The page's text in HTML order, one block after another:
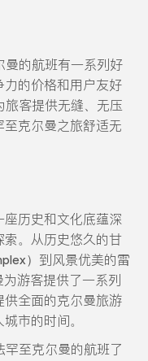
的航班有一系列好
的价格和用户友好
客提供无缝、无压
克尔曼之旅舒适无
历史和文化底蕴深
。从历史悠久的甘
）到风景优美的雷
游客提供了一系列
全面的克尔曼旅游
市的时间。
至克尔曼的航班了